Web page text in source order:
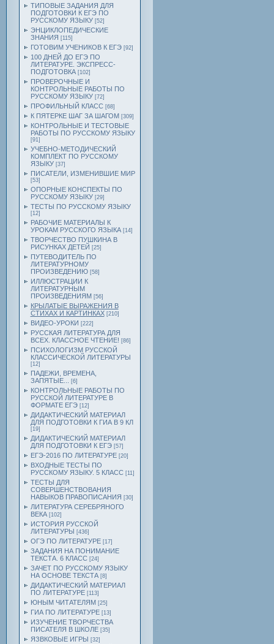
ТИПОВЫЕ ЗАДАНИЯ ДЛЯ
ПОДГОТОВКИ К ЕГЭ ПО
РУССКОМУ ЯЗЫКУ [52]
ЭНЦИКЛОПЕДИЧЕСКИЕ
ЗНАНИЯ [115]
ГОТОВИМ УЧЕНИКОВ К ЕГЭ [92]
100 ДНЕЙ ДО ЕГЭ ПО
ЛИТЕРАТУРЕ. ЭКСПРЕСС-
ПОДГОТОВКА [102]
ПРОВЕРОЧНЫЕ И
КОНТРОЛЬНЫЕ РАБОТЫ ПО
РУССКОМУ ЯЗЫКУ [72]
ПРОФИЛЬНЫЙ КЛАСС [68]
К ПЯТЕРКЕ ШАГ ЗА ШАГОМ [309]
КОНТРОЛЬНЫЕ И ТЕСТОВЫЕ
РАБОТЫ ПО РУССКОМУ ЯЗЫКУ
[91]
УЧЕБНО-МЕТОДИЧЕСКИЙ
КОМПЛЕКТ ПО РУССКОМУ
ЯЗЫКУ [37]
ПИСАТЕЛИ, ИЗМЕНИВШИЕ МИР
[53]
ОПОРНЫЕ КОНСПЕКТЫ ПО
РУССКОМУ ЯЗЫКУ [29]
ТЕСТЫ ПО РУССКОМУ ЯЗЫКУ
[12]
РАБОЧИЕ МАТЕРИАЛЫ К
УРОКАМ РУССКОГО ЯЗЫКА [14]
ТВОРЧЕСТВО ПУШКИНА В
РИСУНКАХ ДЕТЕЙ [25]
ПУТЕВОДИТЕЛЬ ПО
ЛИТЕРАТУРНОМУ
ПРОИЗВЕДЕНИЮ [58]
ИЛЛЮСТРАЦИИ К
ЛИТЕРАТУРНЫМ
ПРОИЗВЕДЕНИЯМ [56]
КРЫЛАТЫЕ ВЫРАЖЕНИЯ В
СТИХАХ И КАРТИНКАХ [210]
ВИДЕО-УРОКИ [222]
РУССКАЯ ЛИТЕРАТУРА ДЛЯ
ВСЕХ. КЛАССНОЕ ЧТЕНИЕ! [86]
ПСИХОЛОГИЗМ РУССКОЙ
КЛАССИЧЕСКОЙ ЛИТЕРАТУРЫ
[12]
ПАДЕЖИ, ВРЕМЕНА,
ЗАПЯТЫЕ...
[6]
КОНТРОЛЬНЫЕ РАБОТЫ ПО
РУССКОЙ ЛИТЕРАТУРЕ В
ФОРМАТЕ ЕГЭ [12]
ДИДАКТИЧЕСКИЙ МАТЕРИАЛ
ДЛЯ ПОДГОТОВКИ К ГИА В 9 КЛ
[19]
ДИДАКТИЧЕСКИЙ МАТЕРИАЛ
ДЛЯ ПОДГОТОВКИ К ЕГЭ [57]
ЕГЭ-2016 ПО ЛИТЕРАТУРЕ [20]
ВХОДНЫЕ ТЕСТЫ ПО
РУССКОМУ ЯЗЫКУ. 5 КЛАСС [11]
ТЕСТЫ ДЛЯ
СОВЕРШЕНСТВОВАНИЯ
НАВЫКОВ ПРАВОПИСАНИЯ [30]
ЛИТЕРАТУРА СЕРЕБРЯНОГО
ВЕКА [102]
ИСТОРИЯ РУССКОЙ
ЛИТЕРАТУРЫ [436]
ОГЭ ПО ЛИТЕРАТУРЕ [17]
ЗАДАНИЯ НА ПОНИМАНИЕ
ТЕКСТА. 6 КЛАСС [24]
ЗАЧЕТ ПО РУССКОМУ ЯЗЫКУ
НА ОСНОВЕ ТЕКСТА [8]
ДИДАКТИЧЕСКИЙ МАТЕРИАЛ
ПО ЛИТЕРАТУРЕ [113]
ЮНЫМ ЧИТАТЕЛЯМ [25]
ГИА ПО ЛИТЕРАТУРЕ [13]
ИЗУЧЕНИЕ ТВОРЧЕСТВА
ПИСАТЕЛЯ В ШКОЛЕ [35]
ЯЗВКОВЫЕ ИГРЫ [32]